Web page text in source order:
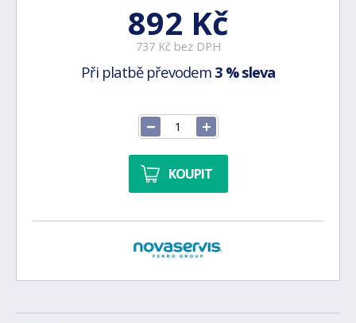
892 Kč
737 Kč bez DPH
Při platbě převodem 3 % sleva
KOUPIT